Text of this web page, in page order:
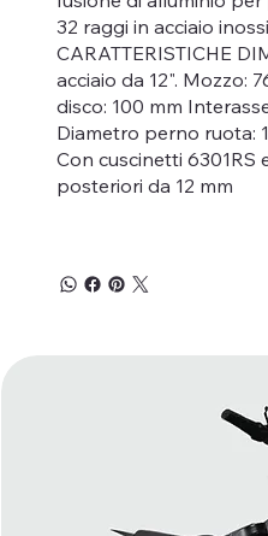
32 raggi in acciaio
CARATTERISTICHE
acciaio da 12". Mozzo:
disco: 100 mm
Diametro perno ruota:
Con cuscinetti 6301RS
posteriori da 12 mm